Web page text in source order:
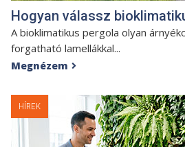
Hogyan válassz
A bioklimatikus pergola olyan
forgatható lamellákkal...
Megnézem 
HÍREK